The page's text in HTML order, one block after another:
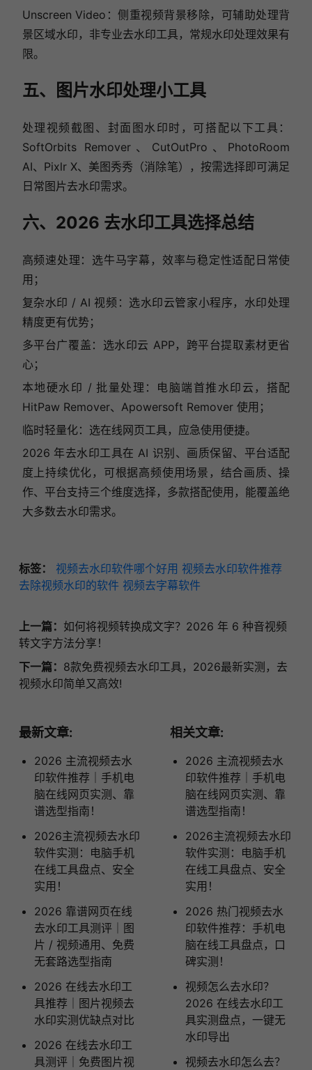
Unscreen Video：侧重视频背景移除，可辅助处理背
景区域水印，非专业去水印工具，常规水印处理效果有
限。
五、图片水印处理小工具
处理视频截图、封面图水印时，可搭配以下工具：
SoftOrbits Remover、CutOutPro、PhotoRoom
AI、Pixlr X、美图秀秀（消除笔），按需选择即可满足
日常图片去水印需求。
六、2026 去水印工具选择总结
高频速处理：选牛马字幕，效率与稳定性适配日常使
用；
复杂水印 / AI 视频：选水印云管家小程序，水印处理
精度更有优势；
多平台广覆盖：选水印云 APP，跨平台提取素材更省
心；
本地硬水印 / 批量处理：电脑端首推水印云，搭配
HitPaw Remover、Apowersoft Remover 使用；
临时轻量化：选在线网页工具，应急使用便捷。
2026 年去水印工具在 AI 识别、画质保留、平台适配
度上持续优化，可根据高频使用场景，结合画质、操
作、平台支持三个维度选择，多款搭配使用，能覆盖绝
大多数去水印需求。
标签： 视频去水印软件哪个好用 视频去水印软件推荐
去除视频水印的软件 视频去字幕软件
上一篇： 如何将视频转换成文字？2026 年 6 种音视频
转文字方法分享！
下一篇： 8款免费视频去水印工具，2026最新实测，去
视频水印简单又高效!
最新文章:
2026 主流视频去水
印软件推荐｜手机电
脑在线网页实测、靠
谱选型指南！
2026主流视频去水印
软件实测：电脑手机
在线工具盘点、安全
实用！
2026 靠谱网页在线
去水印工具测评｜图
片 / 视频通用、免费
无套路选型指南
2026 在线去水印工
具推荐｜图片视频去
水印实测优缺点对比
2026 在线去水印工
具测评｜免费图片视
相关文章:
2026 主流视频去水
印软件推荐｜手机电
脑在线网页实测、靠
谱选型指南！
2026主流视频去水印
软件实测：电脑手机
在线工具盘点、安全
实用！
2026 热门视频去水
印软件推荐：手机电
脑在线工具盘点，口
碑实测！
视频怎么去水印？
2026 在线去水印工
具实测盘点，一键无
水印导出
视频去水印怎么去？